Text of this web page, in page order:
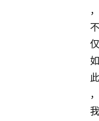
，
不
仅
如
此
，
我